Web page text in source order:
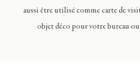
aussi être utilisé comme carte de
objet déco pour votre bureau ou